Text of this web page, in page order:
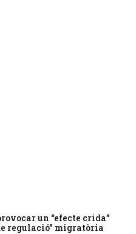
un “efecte crida”
regulació” migratòria